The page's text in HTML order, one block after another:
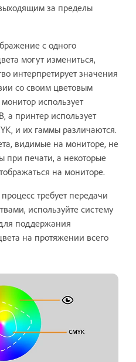
за пределы
с одного
могут измениться,
интерпретирует значения
со своим цветовым
использует
а принтер использует
и их гаммы различаются.
видимые на мониторе, не
при печати, а некоторые
на мониторе.
требует передачи
используйте систему
поддержания
на протяжении всего